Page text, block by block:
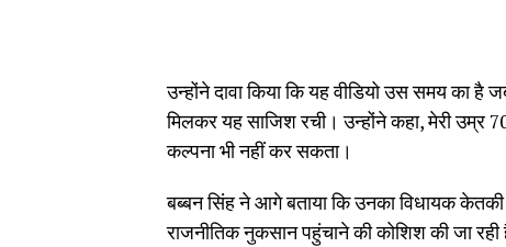
उन्होंने दावा किया कि यह वीडियो उस समय का है
मिलकर यह साजिश रची। उन्होंने कहा, मेरी उम्र
कल्पना भी नहीं कर सकता।
बब्बन सिंह ने आगे बताया कि उनका विधायक
राजनीतिक नुकसान पहुंचाने की कोशिश की जा